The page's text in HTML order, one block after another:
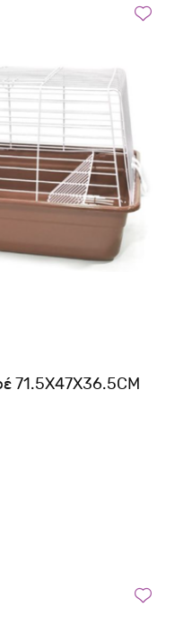
71.5X47X36.5CM